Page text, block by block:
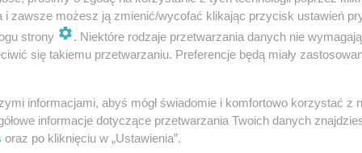
w godzinach nocnych ruch pociągów zostanie
Dodatkowo Koleje Śląskie wprowadziły
się na przystanku. Regionalny przewoźnik
biletów kolejowych objętych honorowaniem,
i zawsze możesz ją zmienić/wycofać klikając przycisk ustawień
strony
. Niektóre rodzaje przetwarzania danych nie
się takiemu przetwarzaniu. Preferencje będą miały
informacjami, abyś mógł świadomie i komfortowo korzystać z
informacje dotyczące przetwarzania Twoich danych
oraz po kliknięciu w „Ustawienia”.